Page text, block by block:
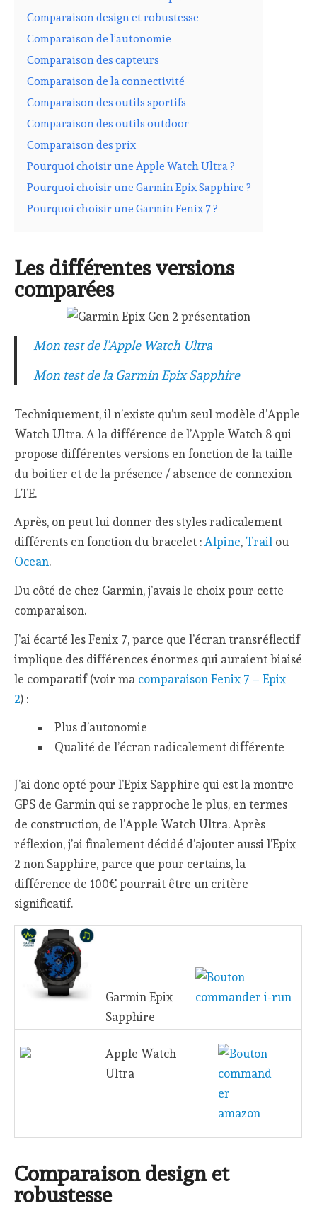
Comparaison design et robustesse
Comparaison de l’autonomie
Comparaison des capteurs
Comparaison de la connectivité
Comparaison des outils sportifs
Comparaison des outils outdoor
Comparaison des prix
Pourquoi choisir une Apple Watch Ultra ?
Pourquoi choisir une Garmin Epix Sapphire ?
Pourquoi choisir une Garmin Fenix 7 ?
Les différentes versions
comparées
Mon test de l’Apple Watch Ultra
Mon test de la Garmin Epix Sapphire
Techniquement, il n’existe qu’un seul modèle d’Apple
Watch Ultra. A la différence de l’Apple Watch 8 qui
propose différentes versions en fonction de la taille
du boitier et de la présence / absence de connexion
LTE.
Après, on peut lui donner des styles radicalement
différents en fonction du bracelet :Alpine, Trail ou
Ocean.
Du côté de chez Garmin, j’avais le choix pour cette
comparaison.
J’ai écarté les Fenix 7, parce que l’écran transréflectif
implique des différences énormes qui auraient biaisé
le comparatif (voir ma comparaison Fenix 7 – Epix
2) :
Plus d’autonomie
Qualité de l’écran radicalement différente
J’ai donc opté pour l’Epix Sapphire qui est la montre
GPS de Garmin qui se rapproche le plus, en termes
de construction, de l’Apple Watch Ultra. Après
réflexion, j’ai finalement décidé d’ajouter aussi l’Epix
2 non Sapphire, parce que pour certains, la
différence de 100€ pourrait être un critère
significatif.
Garmin Epix
Sapphire
Apple Watch
Ultra
Comparaison design et
robustesse